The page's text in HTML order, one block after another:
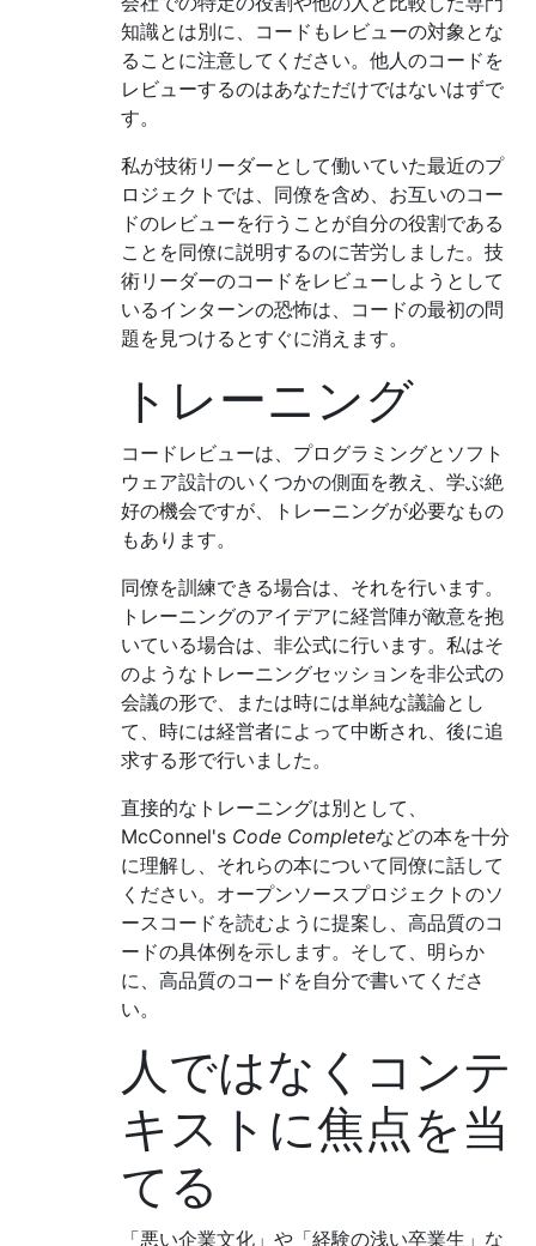
知識とは別に、コードもレビューの対象とな
ることに注意してください。他人のコードを
レビューするのはあなただけではないはずで
す。
私が技術リーダーとして働いていた最近のプ
ロジェクトでは、同僚を含め、お互いのコー
ドのレビューを行うことが自分の役割である
ことを同僚に説明するのに苦労しました。技
術リーダーのコードをレビューしようとして
いるインターンの恐怖は、コードの最初の問
題を見つけるとすぐに消えます。
トレーニング
コードレビューは、プログラミングとソフト
ウェア設計のいくつかの側面を教え、学ぶ絶
好の機会ですが、トレーニングが必要なもの
もあります。
同僚を訓練できる場合は、それを行います。
トレーニングのアイデアに経営陣が敵意を抱
いている場合は、非公式に行います。私はそ
のようなトレーニングセッションを非公式の
会議の形で、または時には単純な議論とし
て、時には経営者によって中断され、後に追
求する形で行いました。
直接的なトレーニングは別として、
McConnel's Code Completeなどの本を十分
に理解し、それらの本について同僚に話して
ください。オープンソースプロジェクトのソ
ースコードを読むように提案し、高品質のコ
ードの具体例を示します。そして、明らか
に、高品質のコードを自分で書いてくださ
い。
人ではなくコンテ
キストに焦点を当
てる
「悪い企業文化」や「経験の浅い卒業生」な